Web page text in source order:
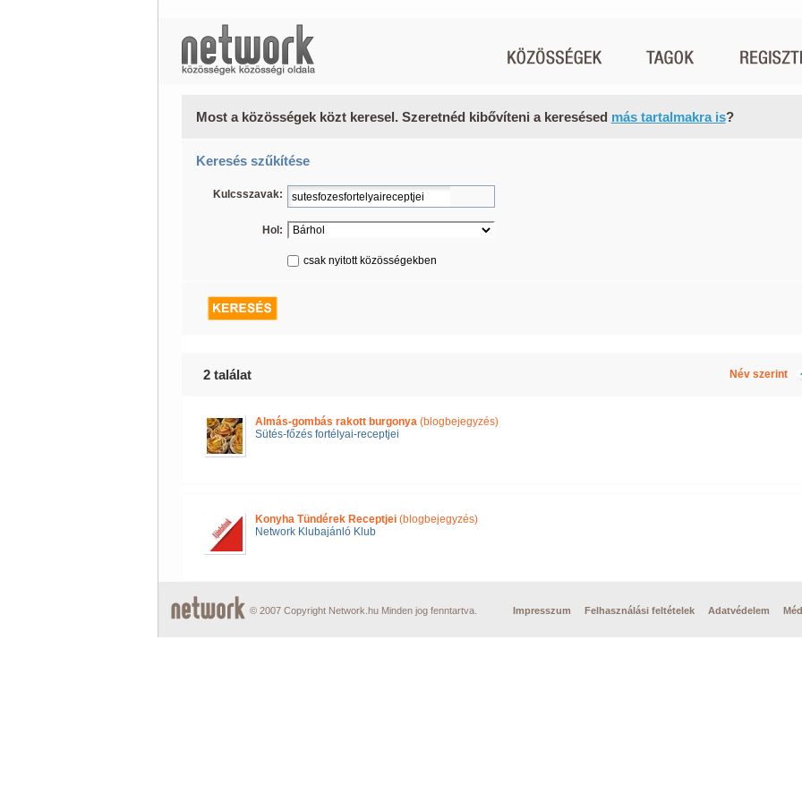
Most a közösségek közt keresel. Szeretnéd kibővíteni a keresésed más tartalmakra is?
Keresés szűkítése
Kulcsszavak:
Hol:
csak nyitott közösségekben
2 találat Név szerint
Almás-gombás rakott burgonya(blogbejegyzés)
Sütés-főzés fortélyai-receptjei
Konyha Tündérek Receptjei(blogbejegyzés)
Network Klubajánló Klub
© 2007 Copyright Network.hu Minden jog fenntartva. Impresszum Felhasználási feltételek Adatvédelem